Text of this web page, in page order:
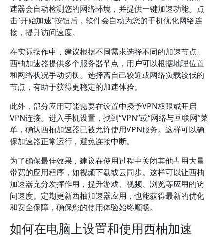
速器会自动检测您的网络环境，并提供一键加速功能。点
击“开始加速”按钮后，软件会自动为您的手机优化网络连
接，提升访问速度。
在实际操作中，建议根据不同需求选择不同的加速节点。
西柚加速器提供多个服务器节点，用户可以根据地理位置
和网络状况手动切换。选择离自己较近或网络负载较低的
节点，有助于获得更稳定的加速体验。
此外，部分应用可能需要在设置中授予VPN权限或开启
VPN连接。进入手机设置，找到“VPN”或“网络与互联网”菜
单，确认西柚加速器已被允许使用VPN服务。这样可以确
保加速器正常运行，避免连接中断。
为了确保最佳效果，建议在使用过程中关闭其他占用大量
带宽的应用程序，如视频下载或云同步。这样可以让西柚
加速器充分发挥作用，提升游戏、视频、浏览等应用的访
问速度。定期更新西柚加速器应用，也能获得最新的优化
和安全保障，确保您的使用体验始终顺畅。
如何在电脑上设置和使用西柚加速